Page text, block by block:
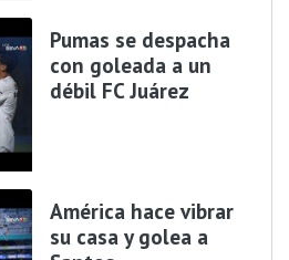
Pumas se despacha
con goleada a un
débil FC Juárez
América hace vibrar
su casa y golea a